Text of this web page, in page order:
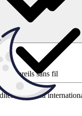
appareils sans fil
au niveau